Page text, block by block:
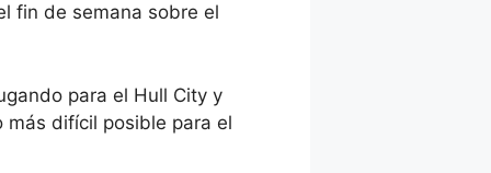
fin de semana sobre el
para el Hull City y
más difícil posible para el